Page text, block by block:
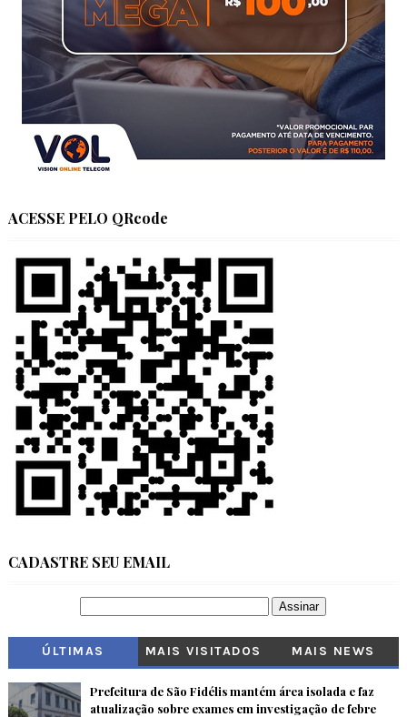
ACESSE PELO QRcode
CADASTRE SEU EMAIL
ÚLTIMAS MAIS VISITADOS MAIS NEWS
Prefeitura de São Fidélis mantém área isolada e faz
atualização sobre exames em investigação de febre